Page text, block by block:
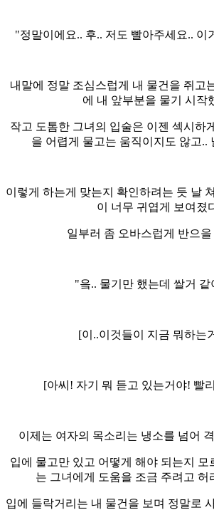
"정말이에요.. 후.. 저도 빨아주세요.. 이
내말에 정말 조심스럽게 내 물건을 쥐고
에 내 앞부분을 물기 시작
작고 도톰한 그녀의 입술은 이젠 섹시하
을 어렵게 물고는 움직이지도 않고..
이렇게 하는게 맞는지 확인하려는 듯 날
이 너무 귀엽게 보여졌
일부러 좀 오바스럽게 반으을
"읔.. 물기만 했는데 쌀거 같
[이..이것들이 지금 뭐하는
[아씨! 자기 뭐 듣고 있는거야! 빨
이제는 여자의 목소리는 냉소를 넘어
입에 물고만 있고 어떻게 해야 되는지 모
는 그녀에게 도움을 조금 주려고 허
입에 들락거리는 내 물건을 보며 정말로